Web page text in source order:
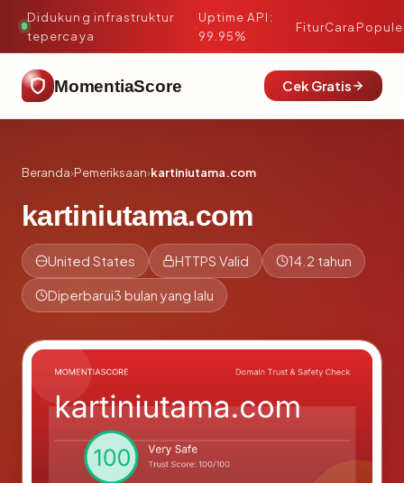
Didukung infrastruktur
tepercaya
·
Uptime API:
99.95%
FiturCara
MomentiaScore Cek Gratis
Beranda›Pemeriksaan›kartiniutama.com
kartiniutama.com
United States HTTPS Valid 14.2 tahun
Diperbarui3 bulan yang lalu